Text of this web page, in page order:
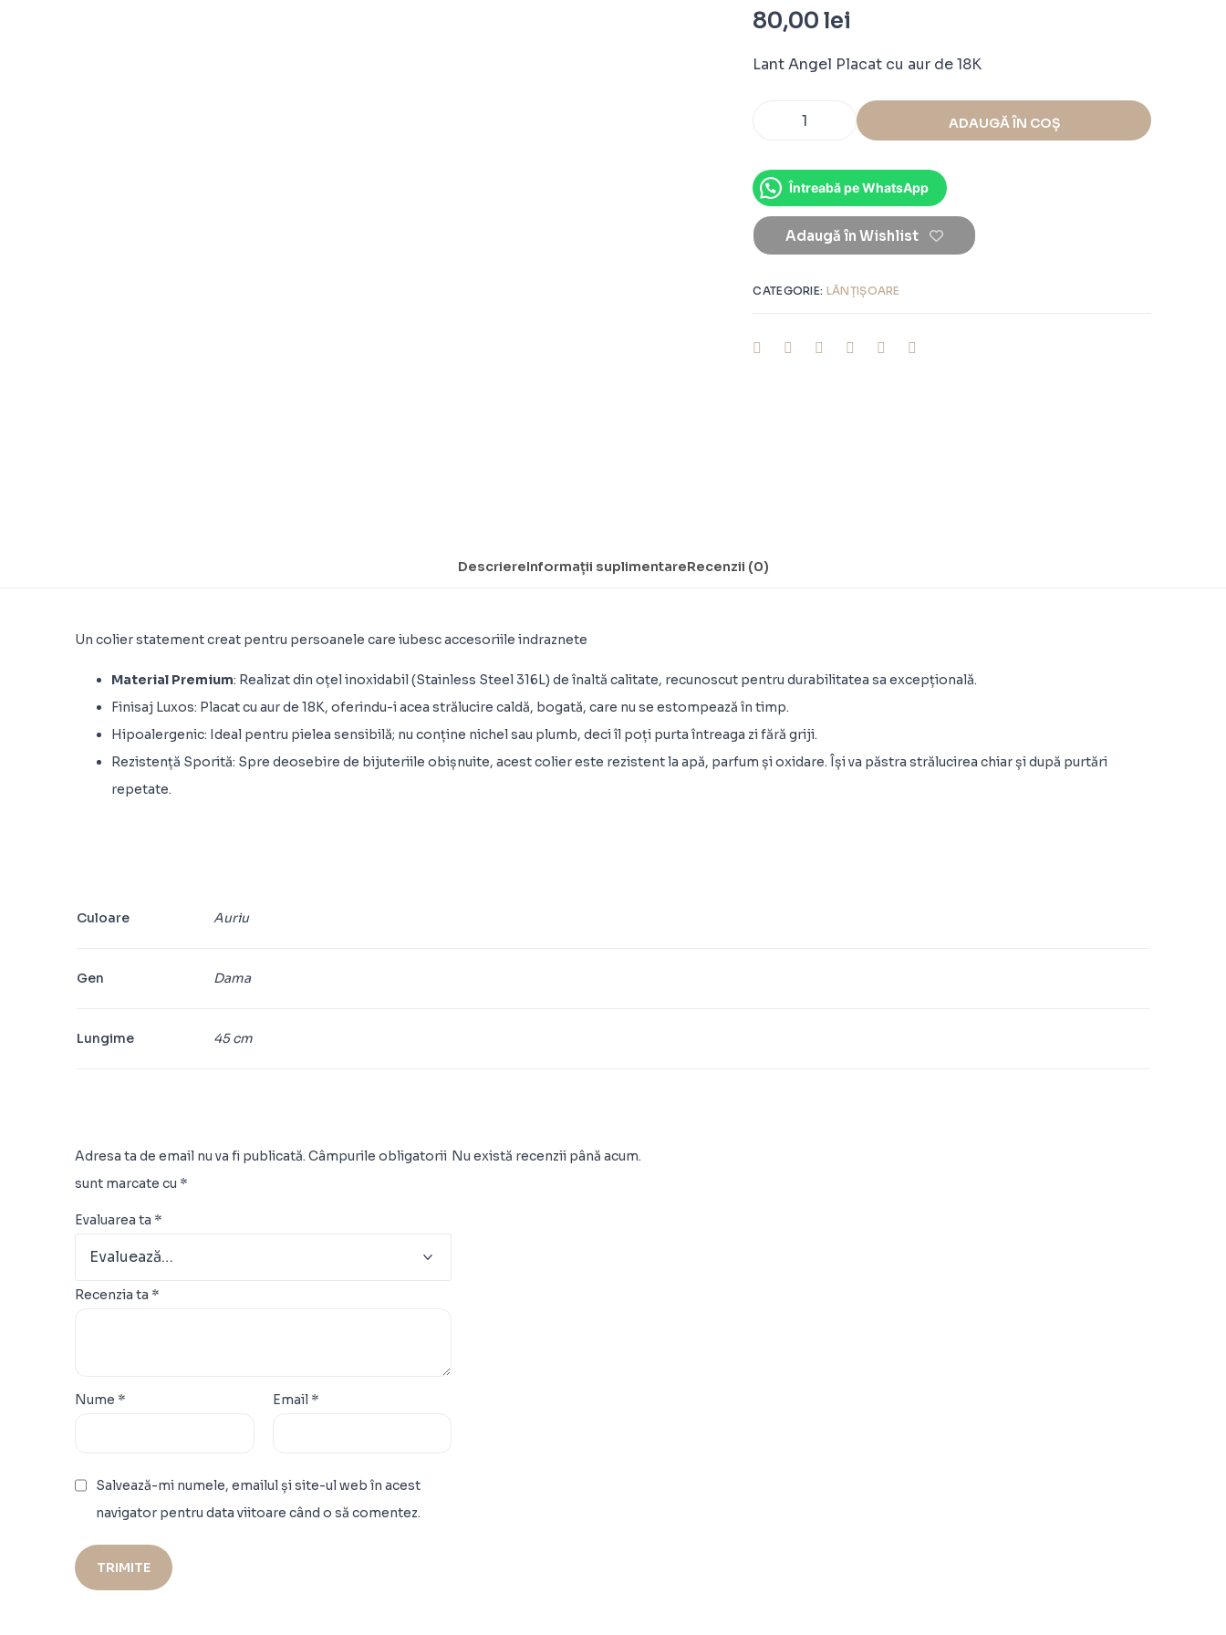
80,00lei
Lant Angel Placat cu aur de 18K
ADAUGĂ ÎN COȘ
Întreabă pe WhatsApp
Adaugă în Wishlist
CATEGORIE: LĂNȚIȘOARE
DescriereInformații suplimentareRecenzii (0)
Un colier statement creat pentru persoanele care iubesc accesoriile indraznete
Material Premium: Realizat din oțel inoxidabil (Stainless Steel 316L) de înaltă calitate, recunoscut pentru durabilitatea sa excepțională.
Finisaj Luxos: Placat cu aur de 18K, oferindu-i acea strălucire caldă, bogată, care nu se estompează în timp.
Hipoalergenic: Ideal pentru pielea sensibilă; nu conține nichel sau plumb, deci îl poți purta întreaga zi fără griji.
Rezistență Sporită: Spre deosebire de bijuteriile obișnuite, acest colier este rezistent la apă, parfum și oxidare. Își va păstra strălucirea chiar și după purtări
repetate.
Culoare Auriu
Gen Dama
Lungime 45 cm
Nu există recenzii până acum.
Adresa ta de email nu va fi publicată. Câmpurile obligatorii
sunt marcate cu *
Evaluarea ta *
Recenzia ta *
Nume * Email *
Salvează-mi numele, emailul și site-ul web în acest
navigator pentru data viitoare când o să comentez.